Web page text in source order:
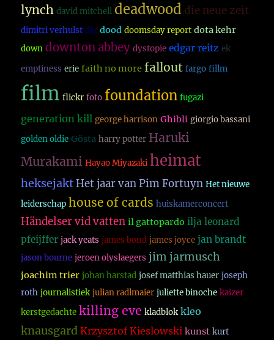
lynch david mitchell deadwood die neue zeit
dimitri verhulst diy dood doomsday report dota kehr
down downton abbey dystopie edgar reitz ek
emptiness erie faith no more fallout fargo fillm
film flickr foto foundation fugazi
generation kill george harrison Ghibli giorgio bassani
golden oldie Gösta harry potter Haruki
Murakami Hayao Miyazaki heimat
heksejakt Het jaar van Pim Fortuyn Het nieuwe
leiderschap house of cards huiskamerconcert
Händelser vid vatten il gattopardo ilja leonard
pfeijffer jack yeats james bond james joyce jan brandt
jason bourne jeroen olyslaegers jim jarmusch
joachim trier johan harstad josef matthias hauer joseph
roth journalistiek julian radlmaier juliette binoche kaizer
kerstgedachte killing eve kladblok kleo
knausgard Krzysztof Kieslowski kunst kurt